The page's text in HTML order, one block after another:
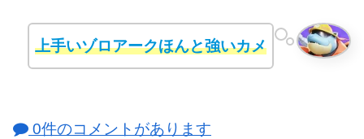
上手いゾロアークほんと強いカメ
0件のコメントがあります